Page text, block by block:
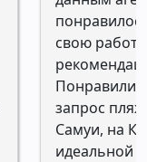
свою
запрос
Самуи, на
идеальной